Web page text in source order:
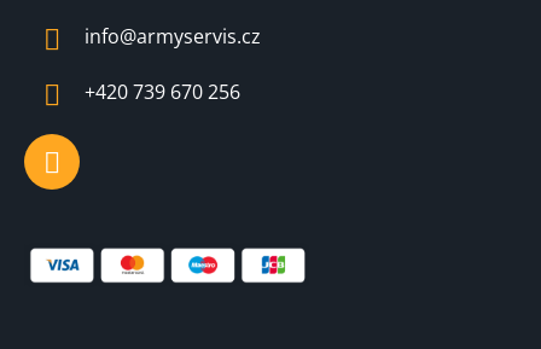
info@armyservis.cz
+420 739 670 256